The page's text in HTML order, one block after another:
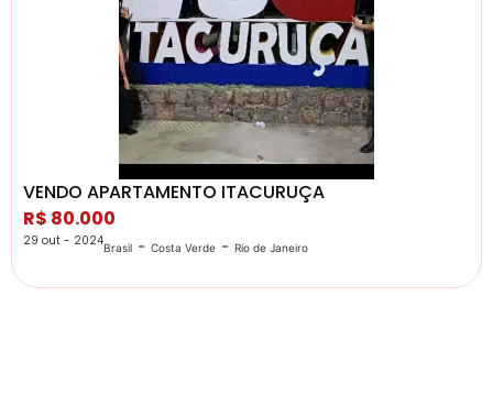
VENDO APARTAMENTO ITACURUÇA
R$ 80.000
29 out - 2024Brasil - Costa Verde - Rio de Janeiro